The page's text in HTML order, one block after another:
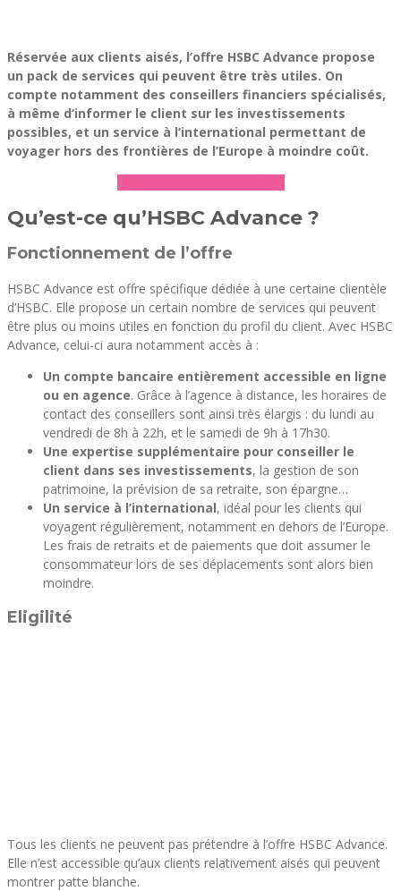
Réservée aux clients aisés, l’offre HSBC Advance propose
un pack de services qui peuvent être très utiles. On
compte notamment des conseillers financiers spécialisés,
à même d’informer le client sur les investissements
possibles, et un service à l’international permettant de
voyager hors des frontières de l’Europe à moindre coût.
Qu’est-ce qu’HSBC Advance ?
Fonctionnement de l’offre
HSBC Advance est offre spécifique dédiée à une certaine clientèle
d’HSBC. Elle propose un certain nombre de services qui peuvent
être plus ou moins utiles en fonction du profil du client. Avec HSBC
Advance, celui-ci aura notamment accès à :
Un compte bancaire entièrement accessible en ligne
ou en agence. Grâce à l’agence à distance, les horaires de
contact des conseillers sont ainsi très élargis : du lundi au
vendredi de 8h à 22h, et le samedi de 9h à 17h30.
Une expertise supplémentaire pour conseiller le
client dans ses investissements, la gestion de son
patrimoine, la prévision de sa retraite, son épargne…
Un service à l’international, idéal pour les clients qui
voyagent régulièrement, notamment en dehors de l’Europe.
Les frais de retraits et de paiements que doit assumer le
consommateur lors de ses déplacements sont alors bien
moindre.
Eligilité
Tous les clients ne peuvent pas prétendre à l’offre HSBC Advance.
Elle n’est accessible qu’aux clients relativement aisés qui peuvent
montrer patte blanche.